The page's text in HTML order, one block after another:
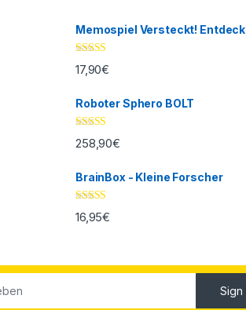
Memospiel Versteckt!
Bewertet mit
5.00von 5
17,90€
Roboter Sphero BOLT
Bewertet mit
5.00von 5
258,90€
BrainBox - Kleine Forscher
Bewertet mit
5.00von 5
16,95€
Sign